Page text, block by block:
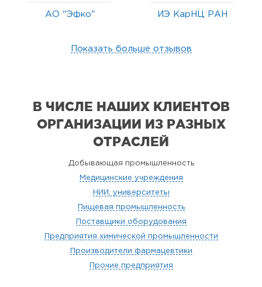
АО "Эфко" ИЭ КарНЦ РАН
Показать больше отзывов
В ЧИСЛЕ НАШИХ КЛИЕНТОВ
ОРГАНИЗАЦИИ ИЗ РАЗНЫХ
ОТРАСЛЕЙ
Добывающая промышленность
Медицинские учреждения
НИИ, университеты
Пищевая промышленность
Поставщики оборудования
Предприятия химической промышленности
Производители фармацевтики
Прочие предприятия